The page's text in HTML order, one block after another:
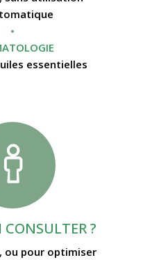
•
essentielles
?
ou pour optimiser